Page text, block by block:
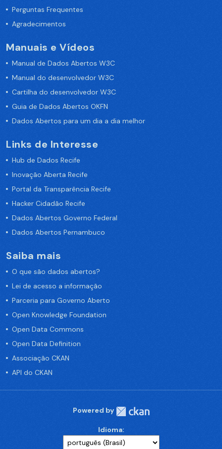
Perguntas Frequentes
Agradecimentos
Manuais e Vídeos
Manual de Dados Abertos W3C
Manual do desenvolvedor W3C
Cartilha do desenvolvedor W3C
Guia de Dados Abertos OKFN
Dados Abertos para um dia a dia melhor
Links de Interesse
Hub de Dados Recife
Inovação Aberta Recife
Portal da Transparência Recife
Hacker Cidadão Recife
Dados Abertos Governo Federal
Dados Abertos Pernambuco
Saiba mais
O que são dados abertos?
Lei de acesso a informação
Parceria para Governo Aberto
Open Knowledge Foundation
Open Data Commons
Open Data Definition
Associação CKAN
API do CKAN
Powered by
Idioma